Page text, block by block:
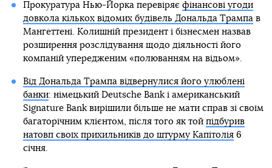
Прокуратура Нью-Йорка перевіряє фінансові угоди
довкола кількох відомих будівель Дональда Трампав
Мангеттені. Колишній президент і бізнесмен назвав
розширення розслідування щодо діяльності його
компаній упередженим «полюванням на відьом».
Від Дональда Трампа відвернулися його улюблені
банки: німецький Deutsche Bank і американський
Signature Bank вирішили більше не мати справ зі своїм
багаторічним клієнтом, після того як той підбурив
натовп своїх прихильників до штурму Капітолія6
січня.